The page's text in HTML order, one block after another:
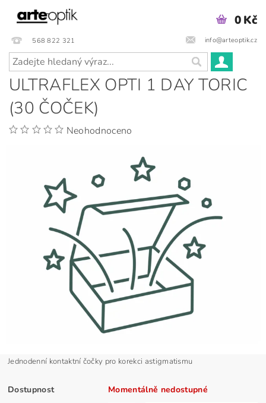
568 822 321 info@arteoptik.cz
0 Kč
ULTRAFLEX OPTI 1 DAY TORIC
(30 ČOČEK)
Neohodnoceno
Jednodenní kontaktní čočky pro korekci astigmatismu
Dostupnost Momentálně nedostupné